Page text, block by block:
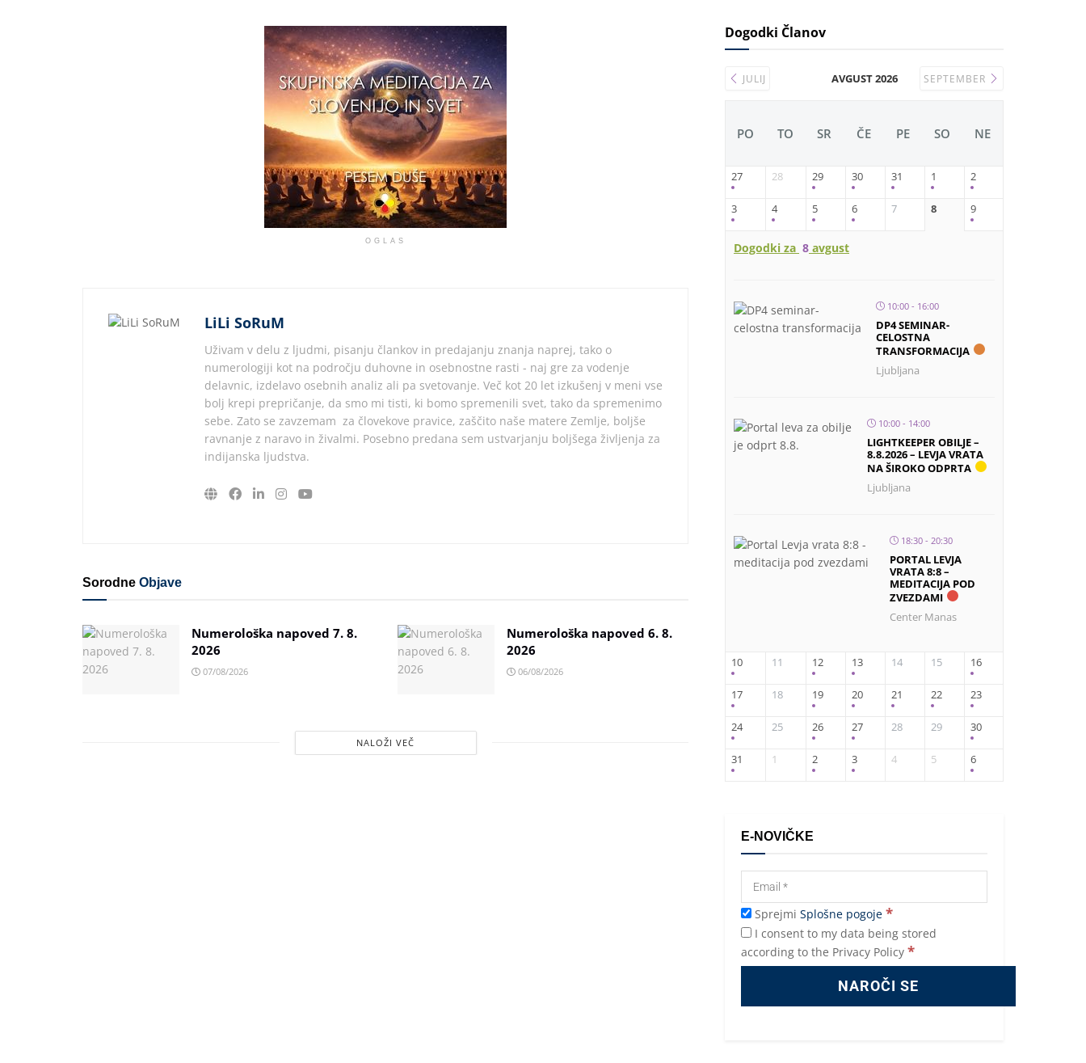
OGLAS
LiLi SoRuM
Uživam v delu z ljudmi, pisanju člankov in predajanju znanja naprej, tako o
numerologiji kot na področju duhovne in osebnostne rasti - naj gre za vodenje
delavnic, izdelavo osebnih analiz ali pa svetovanje. Več kot 20 let izkušenj v meni vse
bolj krepi prepričanje, da smo mi tisti, ki bomo spremenili svet, tako da spremenimo
sebe. Zato se zavzemam za človekove pravice, zaščito naše matere Zemlje, boljše
ravnanje z naravo in živalmi. Posebno predana sem ustvarjanju boljšega življenja za
indijanska ljudstva.
Sorodne Objave
Numerološka napoved 7. 8.
2026
07/08/2026
Numerološka napoved 6. 8.
2026
06/08/2026
NALOŽI VEČ
Dogodki Članov
JULIJ AVGUST 2026 SEPTEMBER
PO TO SR ČE PE SO NE
27 28 29 30 31 1 2
3 4 5 6 7 8 9
Dogodki za 8 avgust
10:00 - 16:00
DP4 SEMINAR-
CELOSTNA
TRANSFORMACIJA
Ljubljana
10:00 - 14:00
LIGHTKEEPER OBILJE –
8.8.2026 – LEVJA VRATA
NA ŠIROKO ODPRTA
Ljubljana
18:30 - 20:30
PORTAL LEVJA
VRATA 8:8 –
MEDITACIJA POD
ZVEZDAMI
Center Manas
10 11 12 13 14 15 16
17 18 19 20 21 22 23
24 25 26 27 28 29 30
31 1 2 3 4 5 6
E-NOVIČKE
Sprejmi Splošne pogoje *
I consent to my data being stored
according to the Privacy Policy *